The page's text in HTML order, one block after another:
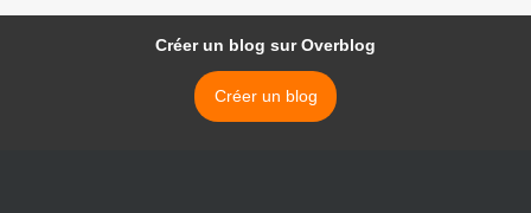
Créer un blog sur Overblog
Créer un blog